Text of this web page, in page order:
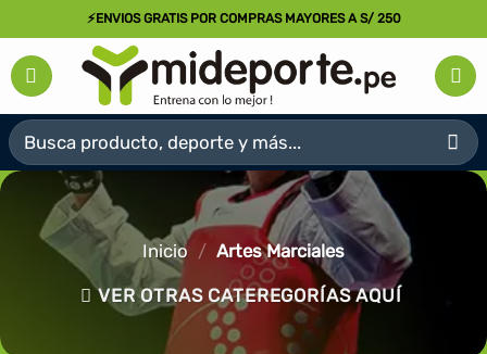
al
contenido
⚡ENVIOS GRATIS POR COMPRAS MAYORES A S/ 250
Buscar
por:
Inicio / Artes Marciales
VER OTRAS CATEREGORÍAS AQUÍ